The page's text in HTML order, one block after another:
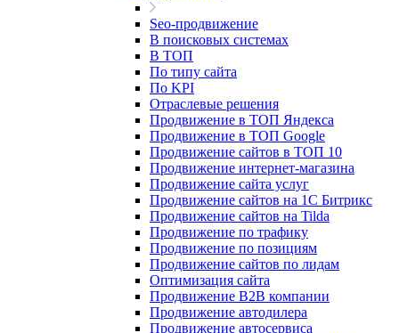
Seo-продвижение
В поисковых системах
В ТОП
По типу сайта
По KPI
Отраслевые решения
Продвижение в ТОП Яндекса
Продвижение в ТОП Google
Продвижение сайтов в ТОП 10
Продвижение интернет-магазина
Продвижение сайта услуг
Продвижение сайтов на 1С Битрикс
Продвижение сайтов на Tilda
Продвижение по трафику
Продвижение по позициям
Продвижение сайтов по лидам
Оптимизация сайта
Продвижение B2B компании
Продвижение автодилера
Продвижение автосервиса